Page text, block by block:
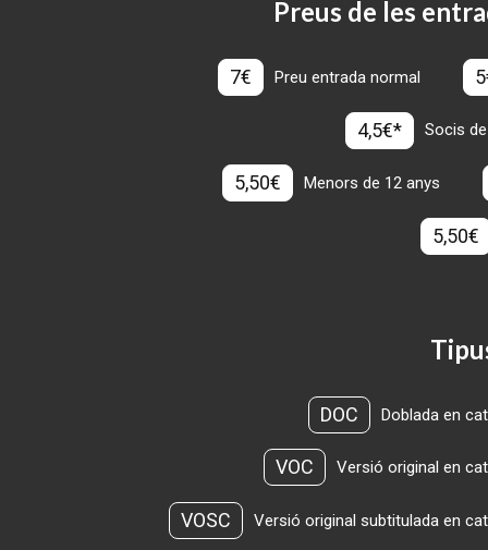
Preus de les
7€ Preu entrada normal
4,5€* Socis
5,50€ Menors de 12 anys
5,50€
DOC Doblada en
VOC Versió original en
VOSC Versió original subtitulada en